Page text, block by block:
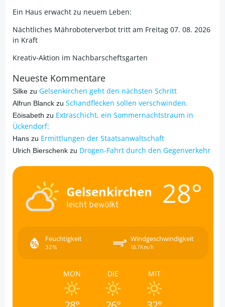
Ein Haus erwacht zu neuem Leben:
Nächtliches Mähroboterverbot tritt am Freitag 07. 08. 2026
in Kraft
Kreativ-Aktion im Nachbarscheftsgarten
Neueste Kommentare
Silke zu Gelsenkirchen geht den nächsten Schritt
Alfrun Blanck zu Schandflecken sollen verschwinden.
Eöisabeth zu Extraschicht, ein Sommernachtstraum in
Ückendorf:
Hans zu Ermittlungen der Staatsanwaltschaft
Ulrich Bierschenk zu Drogen-Fahrt durch den Gegenverkehr
Gelsenkirchen
leicht bewölkt 28°
Feuchtigkeit
32%
Windgeschwindigkeit
18.7Km/h
MON DIE MIT